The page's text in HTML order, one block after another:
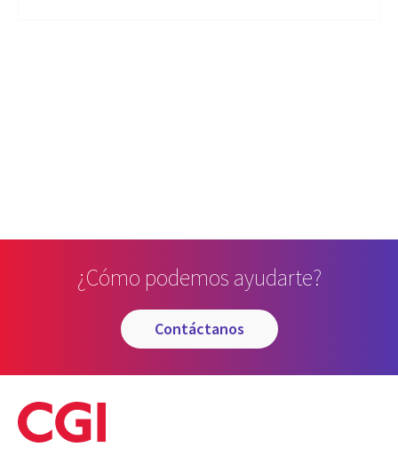
¿Cómo podemos ayudarte?
contáctanos